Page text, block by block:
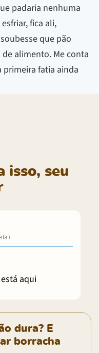
padaria nenhuma
fica ali,
que pão
alimento. Me conta
primeira fatia ainda
isso, seu
aqui
dura? E
borracha